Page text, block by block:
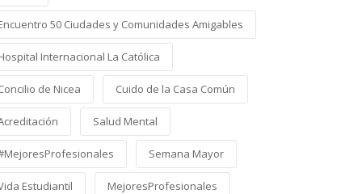
50 Ciudades y Comunidades Amigables
Internacional La Católica
de Nicea Cuido de la Casa Común
Salud Mental
Semana Mayor
Estudiantil MejoresProfesionales